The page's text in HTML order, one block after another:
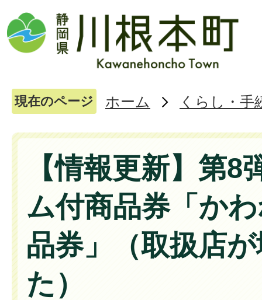
現在のページ ホーム くらし・手
【情報更新】第8
ム付商品券「か
品券」（取扱店
た）